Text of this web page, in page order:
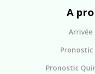
A
Arrivée
Pronostic